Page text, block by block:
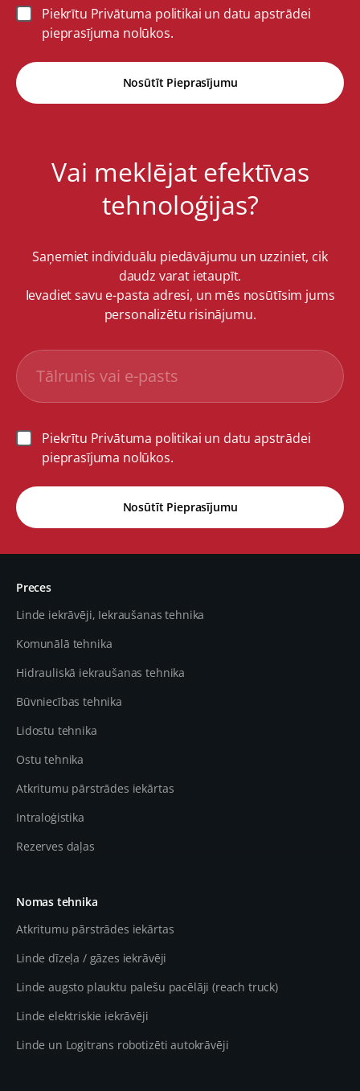
Piekrītu Privātuma politikai un datu apstrādei
pieprasījuma nolūkos.
Nosūtīt Pieprasījumu
Vai meklējat efektīvas
tehnoloģijas?
Saņemiet individuālu piedāvājumu un uzziniet, cik
daudz varat ietaupīt.
Ievadiet savu e-pasta adresi, un mēs nosūtīsim jums
personalizētu risinājumu.
Piekrītu Privātuma politikai un datu apstrādei
pieprasījuma nolūkos.
Nosūtīt Pieprasījumu
Preces
Linde iekrāvēji, Iekraušanas tehnika
Komunālā tehnika
Hidrauliskā iekraušanas tehnika
Būvniecības tehnika
Lidostu tehnika
Ostu tehnika
Atkritumu pārstrādes iekārtas
Intraloģistika
Rezerves daļas
Nomas tehnika
Atkritumu pārstrādes iekārtas
Linde dīzeļa / gāzes iekrāvēji
Linde augsto plauktu palešu pacēlāji (reach truck)
Linde elektriskie iekrāvēji
Linde un Logitrans robotizēti autokrāvēji